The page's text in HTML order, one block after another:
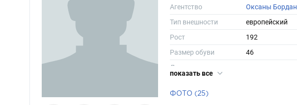
Агентство
Оксаны Бордан
Тип внешности
европейский
Рост
192
Размер обуви
46
Длина волос
Цвет глаз
показать все
ФОТО (25)